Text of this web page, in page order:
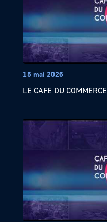
15 mai 2026
LE CAFE DU